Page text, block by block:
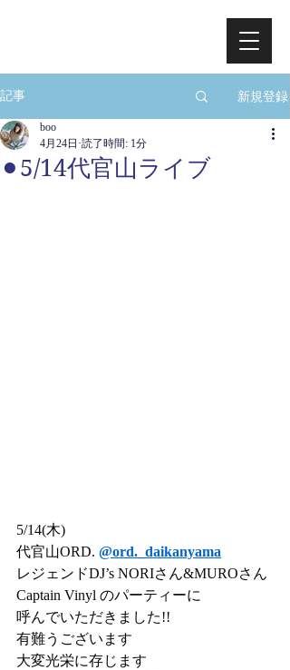
記事 新規登録
⚫︎5/14代官山ライブ
boo
4月24日 読了時間: 1分
5/14(木)
代官山ORD. @ord._daikanyama
レジェンドDJ’s NORIさん&MUROさん
Captain Vinyl のパーティーに
呼んでいただきました!!
有難うございます
大変光栄に存じます